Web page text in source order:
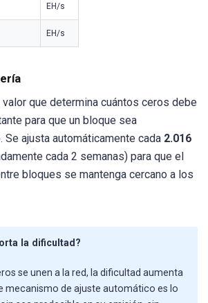
EH/s
EH/s
valor que determina cuántos ceros debe
para que un bloque sea
Se ajusta automáticamente cada 2.016
cada 2 semanas) para que el
bloques se mantenga cercano a los
la dificultad?
se unen a la red, la dificultad aumenta
mecanismo de ajuste automático es lo